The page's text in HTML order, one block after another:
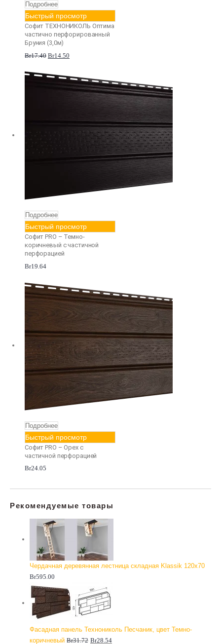
Подробнее
Быстрый просмотр
Софит ТЕХНОНИКОЛЬ Оптима
частично перфорированный
Бруния (3,0м)
Br17.40 Br14.50
Подробнее
Быстрый просмотр
Софит PRO – Темно-
коричневый с частичной
перфорацией
Br19.64
Подробнее
Быстрый просмотр
Софит PRO – Орех с
частичной перфорацией
Br24.05
Рекомендуемые товары
Чердачная деревянная лестница складная Klassik 120x70
Br595.00
Фасадная панель Технониколь Песчаник, цвет Темно-
коричневый Br31.72 Br28.54